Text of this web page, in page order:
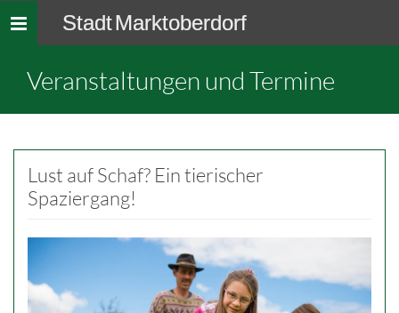
Toggle
navigation
Stadt Marktoberdorf
Veranstaltungen und Termine
Lust auf Schaf? Ein tierischer
Spaziergang!